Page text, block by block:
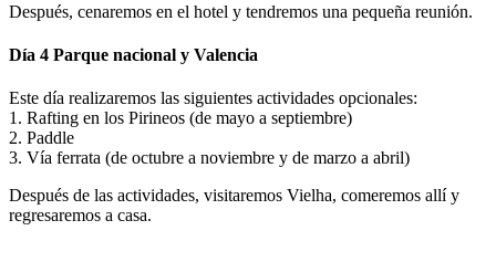
Después, cenaremos en el hotel y tendremos una pequeña reunión.
Día 4 Parque nacional y Valencia
Este día realizaremos las siguientes actividades opcionales:
1. Rafting en los Pirineos (de mayo a septiembre)
2. Paddle
3. Vía ferrata (de octubre a noviembre y de marzo a abril)
Después de las actividades, visitaremos Vielha, comeremos allí y
regresaremos a casa.